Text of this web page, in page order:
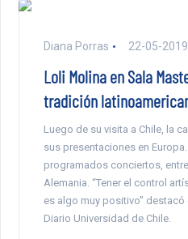
Diana Porras 22-05-2019
Loli Molina en Sala
tradición
Luego de su visita a Chile, la
sus presentaciones en
programados conciertos,
Alemania. “Tener el control
es algo muy positivo” destacó
Diario Universidad de Chile.